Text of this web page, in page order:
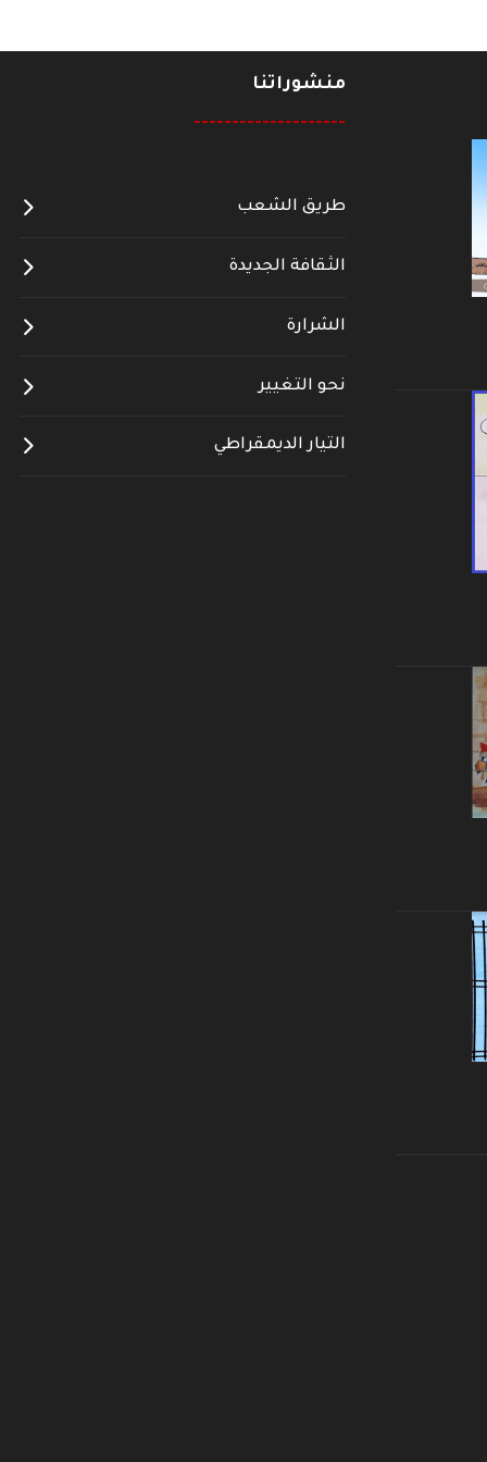
منشوراتنا
--------------------
طريق الشعب
الثقافة الجديدة
الشرارة
نحو التغيير
التيار الديمقراطي